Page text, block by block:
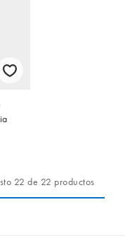
22 de 22 productos